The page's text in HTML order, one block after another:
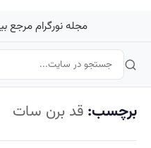
مجله نورگرام مرجع
برچسب: قد برن سات